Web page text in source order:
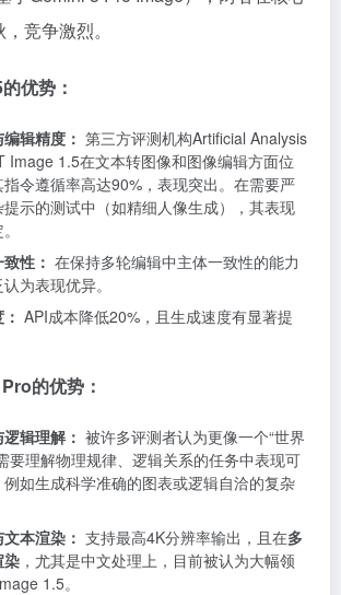
竞争激烈。
优势：
辑精度： 第三方评测机构Artificial Analysis
Image 1.5在文本转图像和图像编辑方面位
令遵循率高达90%，表现突出。在需要严
示的测试中（如精细人像生成），其表现
性： 在保持多轮编辑中主体一致性的能力
为表现优异。
API成本降低20%，且生成速度有显著提
的优势：
辑理解： 被许多评测者认为更像一个“世界
要理解物理规律、逻辑关系的任务中表现可
如生成科学准确的图表或逻辑自洽的复杂
本渲染： 支持最高4K分辨率输出，且在多
染 ，尤其是中文处理上，目前被认为大幅领
1.5。